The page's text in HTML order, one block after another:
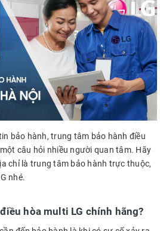
bảo hành, trung tâm bảo hành điều
câu hỏi nhiều người quan tâm. Hãy
chỉ là trung tâm bảo hành trực thuộc,
nhé.
hòa multi LG chính hãng?